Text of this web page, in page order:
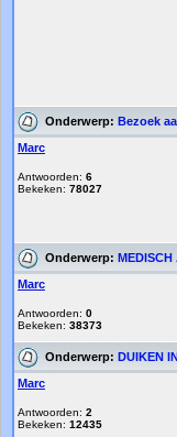
Onderwerp: Bezoek
Marc
Antwoorden: 6
Bekeken: 78027
Onderwerp: MEDISCH
Marc
Antwoorden: 0
Bekeken: 38373
Onderwerp: DUIKEN
Marc
Antwoorden: 2
Bekeken: 12435